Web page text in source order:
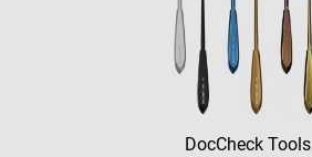
DocCheck Tools